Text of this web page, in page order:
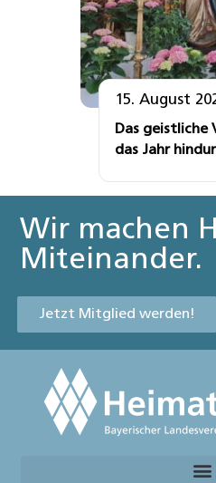
15. August
Das geistliche
das Jahr
Wir machen
Miteinander.
Jetzt Mitglied werden!